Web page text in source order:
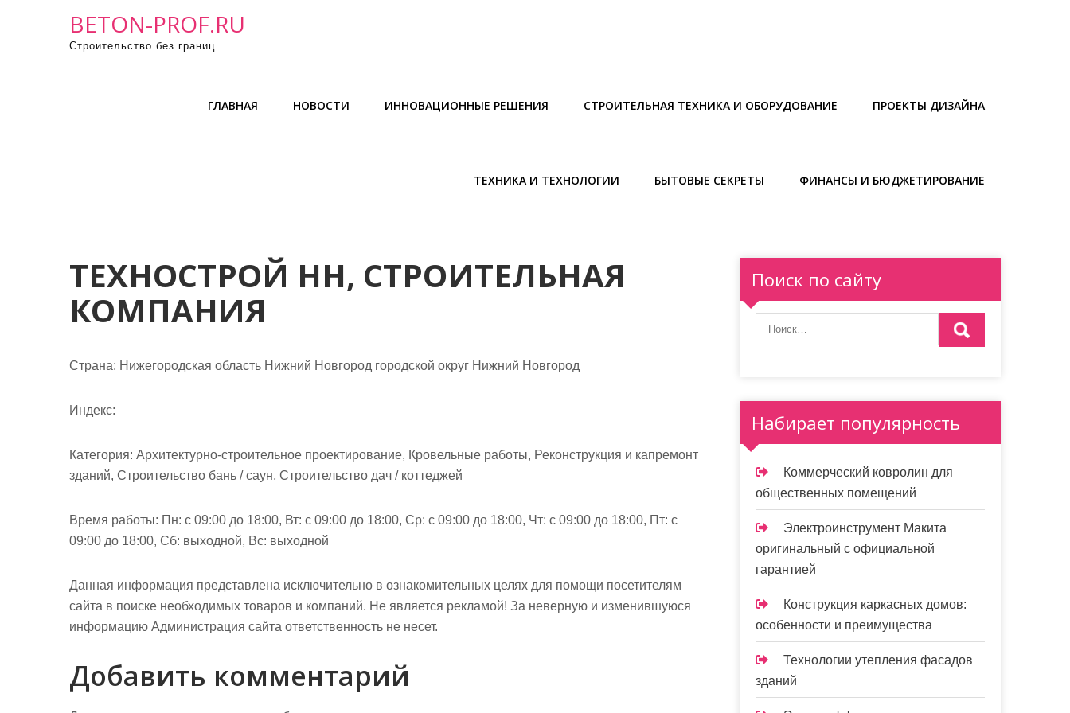
BETON-PROF.RU
Строительство без границ
ГЛАВНАЯ НОВОСТИ ИННОВАЦИОННЫЕ РЕШЕНИЯ СТРОИТЕЛЬНАЯ ТЕХНИКА И ОБОРУДОВАНИЕ ПРОЕКТЫ ДИЗАЙНА
ТЕХНИКА И ТЕХНОЛОГИИ БЫТОВЫЕ СЕКРЕТЫ ФИНАНСЫ И БЮДЖЕТИРОВАНИЕ
ТЕХНОСТРОЙ НН, СТРОИТЕЛЬНАЯ
КОМПАНИЯ
Страна: Нижегородская область Нижний Новгород городской округ Нижний Новгород
Индекс:
Категория: Архитектурно-строительное проектирование, Кровельные работы, Реконструкция и капремонт
зданий, Строительство бань / саун, Строительство дач / коттеджей
Время работы: Пн: с 09:00 до 18:00, Вт: с 09:00 до 18:00, Ср: с 09:00 до 18:00, Чт: с 09:00 до 18:00, Пт: с
09:00 до 18:00, Сб: выходной, Вс: выходной
Данная информация представлена исключительно в ознакомительных целях для помощи посетителям
сайта в поиске необходимых товаров и компаний. Не является рекламой! За неверную и изменившуюся
информацию Администрация сайта ответственность не несет.
Добавить комментарий
Поиск по сайту
Набирает популярность
Коммерческий ковролин для
общественных помещений
Электроинструмент Макита
оригинальный с официальной
гарантией
Конструкция каркасных домов:
особенности и преимущества
Технологии утепления фасадов
зданий